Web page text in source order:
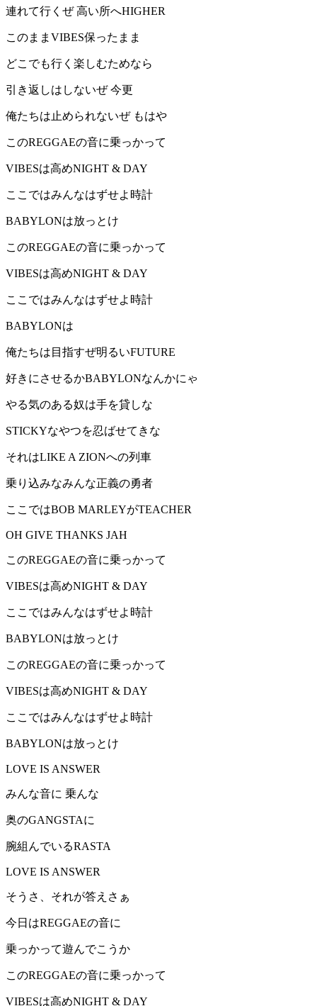
連れて行くぜ 高い所へHIGHER
このままVIBES保ったまま
どこでも行く楽しむためなら
引き返しはしないぜ 今更
俺たちは止められないぜ もはや
このREGGAEの音に乗っかって
VIBESは高めNIGHT & DAY
ここではみんなはずせよ時計
BABYLONは放っとけ
このREGGAEの音に乗っかって
VIBESは高めNIGHT & DAY
ここではみんなはずせよ時計
BABYLONは
俺たちは目指すぜ明るいFUTURE
好きにさせるかBABYLONなんかにゃ
やる気のある奴は手を貸しな
STICKYなやつを忍ばせてきな
それはLIKE A ZIONへの列車
乗り込みなみんな正義の勇者
ここではBOB MARLEYがTEACHER
OH GIVE THANKS JAH
このREGGAEの音に乗っかって
VIBESは高めNIGHT & DAY
ここではみんなはずせよ時計
BABYLONは放っとけ
このREGGAEの音に乗っかって
VIBESは高めNIGHT & DAY
ここではみんなはずせよ時計
BABYLONは放っとけ
LOVE IS ANSWER
みんな音に 乗んな
奥のGANGSTAに
腕組んでいるRASTA
LOVE IS ANSWER
そうさ、それが答えさぁ
今日はREGGAEの音に
乗っかって遊んでこうか
このREGGAEの音に乗っかって
VIBESは高めNIGHT & DAY